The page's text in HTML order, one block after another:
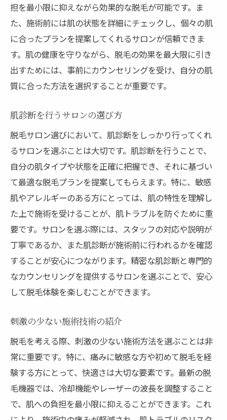
担を最小限に抑えながら効果的な脱毛が可能です。ま
た、施術前には肌の状態を詳細にチェックし、個々の肌
に合ったプランを提案してくれるサロンが信頼できま
す。肌の健康を守りながら、脱毛の効果を最大限に引き
出すためには、事前にカウンセリングを受け、自分の肌
質に合った方法を選択することが重要です。
肌診断を行うサロンの選び方
脱毛サロン選びにおいて、肌診断をしっかり行ってくれ
るサロンを選ぶことは大切です。肌診断を行うことで、
自分の肌タイプや状態を正確に把握でき、それに基づい
て最適な脱毛プランを提案してもらえます。特に、敏感
肌やアレルギーのある方にとっては、肌の特性を理解し
た上で施術を受けることが、肌トラブルを防ぐために重
要です。サロンを選ぶ際には、スタッフの対応や説明が
丁寧であるか、また肌診断が施術前に行われるかを確認
することが安心につながります。精密な肌診断と専門的
なカウンセリングを提供するサロンを選ぶことで、安心
して脱毛体験を楽しむことができます。
刺激の少ない施術技術の紹介
脱毛を考える際、刺激の少ない施術方法を選ぶことは非
常に重要です。特に、痛みに敏感な方や初めて脱毛を経
験する方にとって、快適さは大切な要素です。最新の脱
毛機器では、冷却機能やレーザーの波長を調整すること
で、肌への負担を最小限に抑えることができます。これ